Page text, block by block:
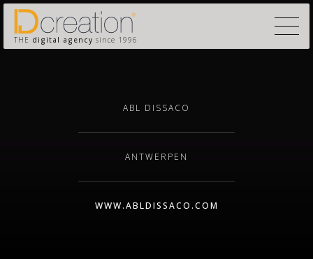
THE digital agency since 1996
ABL DISSACO
ANTWERPEN
WWW.ABLDISSACO.COM